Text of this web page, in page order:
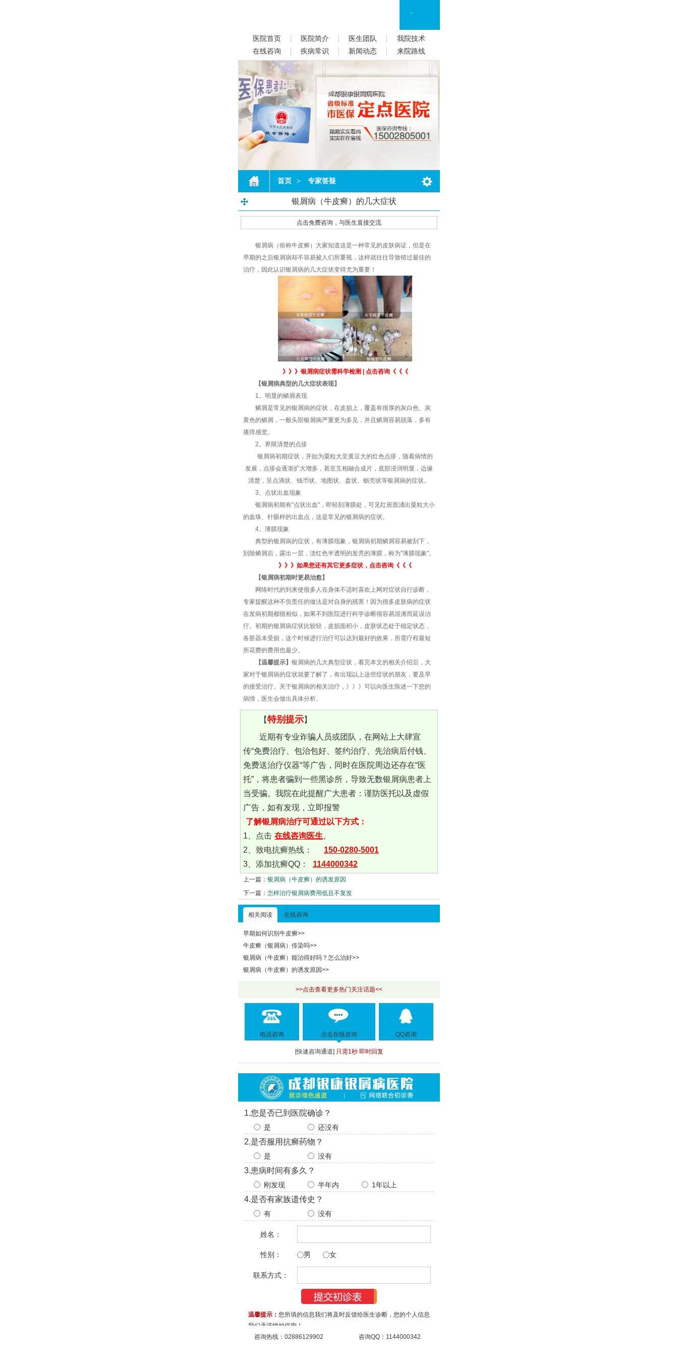
医院首页 医院简介 医生团队
我院技术
在线咨询
疾病常识 新闻动态 来院路线
首页 > 专家答疑
银屑病（牛皮癣）的几大症状
点击免费咨询，与医生直接交流
银屑病（俗称牛皮癣）大家知道这是一种常见的皮肤病证，但是在
早期的之后银屑病却不容易被人们所重视，这样就往往导致错过最佳的
治疗，因此认识银屑病的几大症状变得尤为重要！
》》》 银屑病症状需科学检测 | 点击咨询《《《
【银屑病典型的几大症状表现】
1。明显的鳞屑表现
鳞屑是常见的银屑病的症状，在皮损上，覆盖有很厚的灰白色、灰
黄色的鳞屑，一般头部银屑病严重更为多见，并且鳞屑容易脱落，多有
瘙痒感觉。
2。界限清楚的点疹
银屑病初期症状，开始为粟粒大至黄豆大的红色点疹，随着病情的
发展，点疹会逐渐扩大增多，甚至互相融合成片，底部浸润明显，边缘
清楚，呈点滴状、钱币状、地图状、盘状、蛎壳状等银屑病的症状。
3。点状出血现象
银屑病初期有"点状出血"，即轻刮薄膜处，可见红斑面涌出粟粒大小
的血珠、针眼样的出血点，这是常见的银屑病的症状。
4。薄膜现象
典型的银屑病的症状，有薄膜现象，银屑病初期鳞屑容易被刮下，
刮除鳞屑后，露出一层，淡红色半透明的发亮的薄膜，称为"薄膜现象"。
》》》 如果您还有其它更多症状，点击咨询 《《《
【银屑病初期时更易治愈】
网络时代的到来使很多人在身体不适时喜欢上网对症状自行诊断，
专家提醒这种不负责任的做法是对自身的残害！因为很多皮肤病的症状
在发病初期都很相似，如果不到医院进行科学诊断很容易混淆而延误治
疗。初期的银屑病症状比较轻，皮损面积小，皮肤状态处于稳定状态，
各脏器未受损，这个时候进行治疗可以达到最好的效果，所需疗程最短
所花费的费用也最少。
【温馨提示】 银屑病的几大典型症状，看完本文的相关介绍后，大
家对于银屑病的症状就要了解了，有出现以上这些症状的朋友，要及早
的接受治疗。关于银屑病的相关治疗，》》》可以向医生陈述一下您的
病情，医生会做出具体分析。
【特别提示】
近期有专业诈骗人员或团队，在网站上大肆宣
传“免费治疗、包治包好、签约治疗、先治病后付钱、
免费送治疗仪器“等广告，同时在医院周边还存在“医
托”，将患者骗到一些黑诊所，导致无数银屑病患者上
当受骗。我院在此提醒广大患者：谨防医托以及虚假
广告，如有发现，立即报警
了解银屑病治疗可通过以下方式：
1、点击 在线咨询医生。
2、致电抗癣热线：
150-0280-5001
3、添加抗癣QQ：
1144000342
上一篇： 银屑病（牛皮癣）的诱发原因
下一篇： 怎样治疗银屑病费用低且不复发
相关阅读 在线咨询
早期如何识别牛皮癣>>
牛皮癣（银屑病）传染吗>>
银屑病（牛皮癣）能治得好吗？怎么治好>>
银屑病（牛皮癣）的诱发原因>>
>>点击查看更多热门关注话题<<
电话咨询 点击在线咨询 QQ咨询
[快速咨询通道] 只需1秒 即时回复
1.您是否已到医院确诊？
是 还没有
2.是否服用抗癣药物？
是 没有
3.患病时间有多久？
刚发现 半年内 1年以上
4.是否有家族遗传史？
有 没有
姓名：
性别： 男 女
今天日期：
联系方式：
温馨提示： 您所填的信息我们将及时反馈给医生诊断，您的个人信息
我们承诺绝对保密！
咨询热线： 02886129902 咨询QQ： 1144000342